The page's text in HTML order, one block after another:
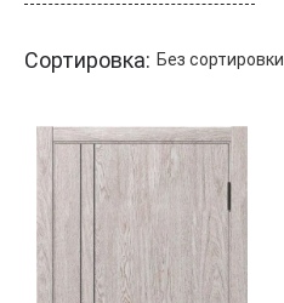
Сортировка: Без сортировки